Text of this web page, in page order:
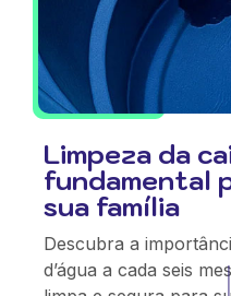
Limpeza da
fundamental
sua família
Descubra a
d’água a cada seis